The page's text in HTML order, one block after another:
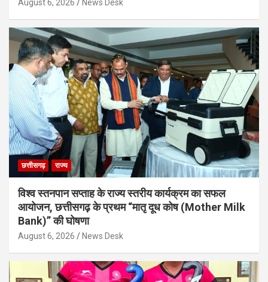
August 6, 2026 News Desk
छत्तीसगढ़ राज्य
विश्व स्तनपान सप्ताह के राज्य स्तरीय कार्यक्रम का सफल
आयोजन, छत्तीसगढ़ के प्रथम “मातृ दूध कोष (Mother Milk
Bank)” की घोषणा
August 6, 2026 News Desk